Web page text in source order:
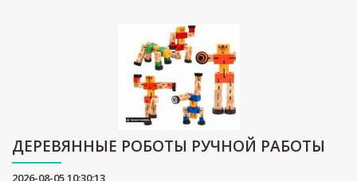
ДЕРЕВЯННЫЕ РОБОТЫ РУЧНОЙ РАБОТЫ
2026-08-05 10:30:13